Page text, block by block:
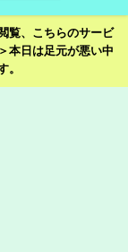
覧、こちらのサービ
本日は足元が悪い中
。